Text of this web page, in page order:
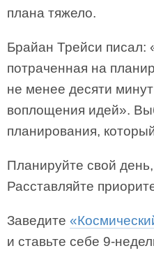
плана тяжело.
Брайан Трейси писал:
потраченная на
не менее десяти
воплощения идей».
планирования,
Планируйте свой
Расставляйте
Заведите
и ставьте себе 9-